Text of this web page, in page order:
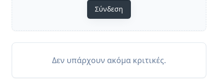
Σύνδεση
Δεν υπάρχουν ακόμα κριτικές.